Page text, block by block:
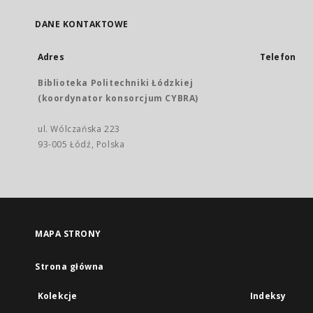
DANE KONTAKTOWE
Adres
Biblioteka Politechniki Łódzkiej
(koordynator konsorcjum CYBRA)
ul. Wólczańska 223
93-005 Łódź, Polska
Telefon
MAPA STRONY
Strona główna
Kolekcje Indeksy